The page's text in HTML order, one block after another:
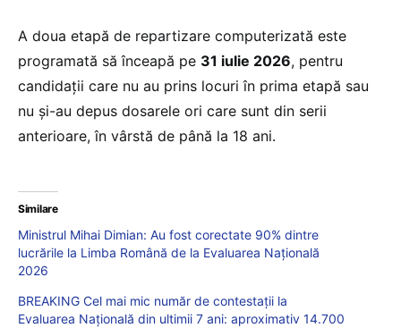
A doua etapă de repartizare computerizată este
programată să înceapă pe 31 iulie 2026, pentru
candidații care nu au prins locuri în prima etapă sau
nu și-au depus dosarele ori care sunt din serii
anterioare, în vârstă de până la 18 ani.
Similare
Ministrul Mihai Dimian: Au fost corectate 90% dintre
lucrările la Limba Română de la Evaluarea Națională
2026
BREAKING Cel mai mic număr de contestații la
Evaluarea Națională din ultimii 7 ani: aproximativ 14.700